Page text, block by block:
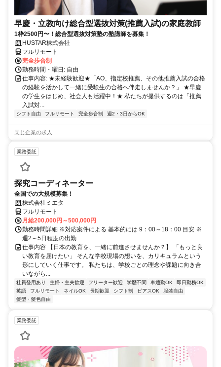
早慶・立教向け総合型選抜対策(推薦入試)の家庭教師
1枠2500円〜！総合型選抜対策塾の塾講師を募集！
HUSTAR株式会社
フルリモート
完全歩合制
勤務時間・曜日: 自由
仕事内容: ★未経験歓迎★「AO、指定校推薦、その他推薦入試の合格
の経験を活かして一緒に受験生の合格へ伴走しませんか？」 ★早慶
の学生をはじめ、社会人も活躍中！★ 私たちが提供するのは「推薦
入試対...
シフト自由 フルリモート 完全歩合制 週2・3日からOK
同じ企業の求人
業務委託
探究コーディネーター
全国での大規模募集！
株式会社ミエタ
フルリモート
月給200,000円～500,000円
勤務時間詳細 ※対応案件による 基本的には 9：00～18：00 目安 ※
週2～5日程度の出勤
仕事内容 【日本の教育を、一緒に前進させませんか？】 「もっと良
い教育を届けたい」 そんな学校現場の想いを、カリキュラムという
形にしていく仕事です。 私たちは、学校ごとの理念や課題に向き合
いながら...
社員登用あり 主婦・主夫歓迎 フリーター歓迎 学歴不問 車通勤OK
即日勤務OK
英語
フルリモート ネイルOK 長期歓迎 シフト制 ピアスOK
服装自由
髪型・髪色自由
業務委託